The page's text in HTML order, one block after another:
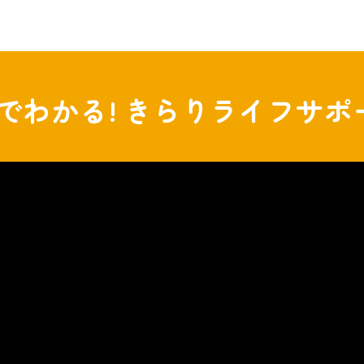
わかる! きらりライフサポ